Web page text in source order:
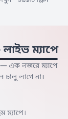
ম্যাপে
— এক নজরে ম্যাপে
চালু লাগে না।
ম্যাপে।